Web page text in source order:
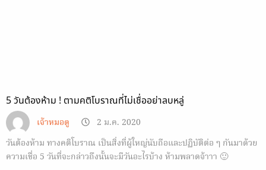
5 วันต้องห้าม ! ตามคติโบราณที่ไม่เชื่ออย่าลบหลู่
เจ้าหมอดู
2 ม.ค. 2020
วันต้องห้าม ทางคติโบราณ เป็นสิ่งที่ผู้ใหญ่นับถือและปฏิบัติต่อ ๆ กันมาด้วย
ความเชื่อ 5 วันที่จะกล่าวถึงนั้นจะมีวันอะไรบ้าง ห้ามพลาดจ้าาา 🙂